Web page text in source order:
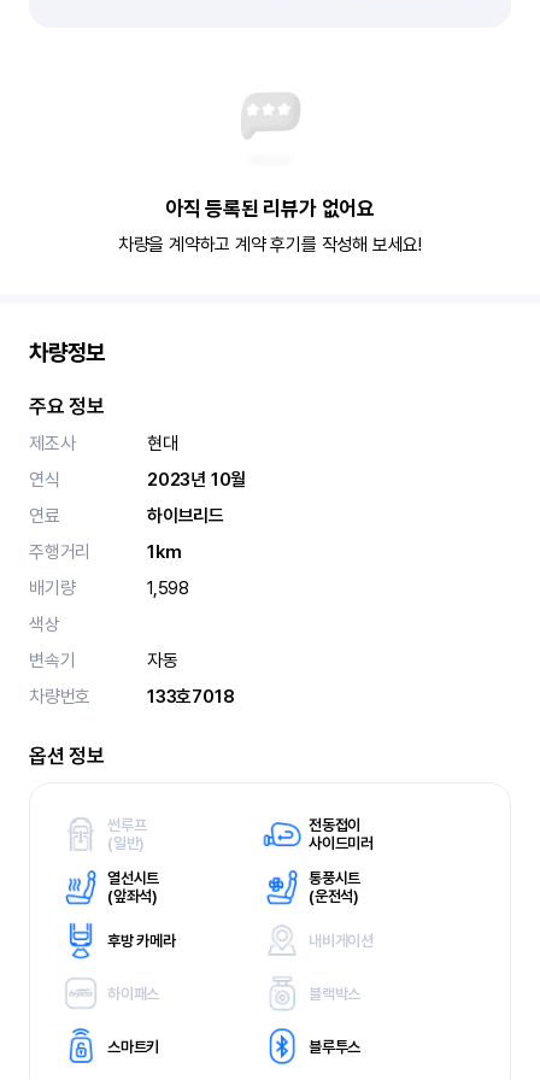
아직 등록된 리뷰가 없어요
차량을 계약하고 계약 후기를 작성해 보세요!
차량정보
주요 정보
제조사
현대
연식
2023년 10월
연료
하이브리드
주행거리
1km
배기량
1,598
색상
변속기
자동
차량번호
133호7018
옵션 정보
썬루프
(일반)
전동접이
사이드미러
열선시트
(앞좌석)
통풍시트
(운전석)
후방 카메라 내비게이션
하이패스 블랙박스
스마트키 블루투스